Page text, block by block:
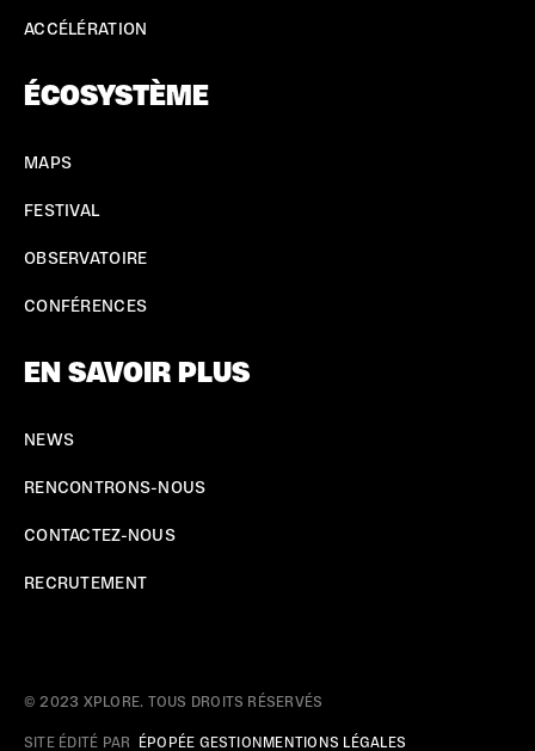
ACCÉLÉRATION
ÉCOSYSTÈME
MAPS
FESTIVAL
OBSERVATOIRE
CONFÉRENCES
EN SAVOIR PLUS
NEWS
RENCONTRONS-NOUS
CONTACTEZ-NOUS
RECRUTEMENT
© 2023 XPLORE. TOUS DROITS RÉSERVÉS
SITE ÉDITÉ PAR ÉPOPÉE GESTION MENTIONS LÉGALES